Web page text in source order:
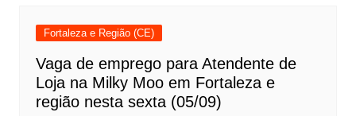
Fortaleza e Região (CE)
Vaga de emprego para Atendente de
Loja na Milky Moo em Fortaleza e
região nesta sexta (05/09)